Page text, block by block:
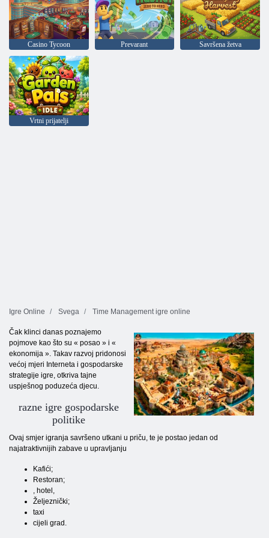
Casino Tycoon Prevarant Savršena žetva
Vrtni prijatelji
Igre Online Svega Time Management igre online
Čak klinci danas poznajemo
pojmove kao što su « posao » i «
ekonomija ». Takav razvoj pridonosi
većoj mjeri Interneta i gospodarske
strategije igre, otkriva tajne
uspješnog poduzeća djecu.
razne igre gospodarske
politike
Ovaj smjer igranja savršeno utkani u priču, te je postao jedan od
najatraktivnijih zabave u upravljanju
Kafići;
Restoran;
, hotel,
Željeznički;
taxi
cijeli grad.